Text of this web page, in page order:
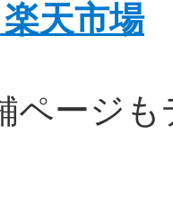
天市場
ページ